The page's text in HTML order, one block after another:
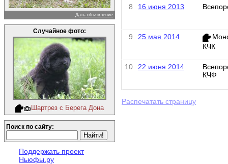
Дать объявление
Случайное фото:
Шартрез с Берега Дона
Поиск по сайту:
Поддержать проект
Ньюфы.ру
8 16 июня 2013
9 25 мая 2014
КЧК
10 22 июня 2014
КЧФ
Распечатать страницу